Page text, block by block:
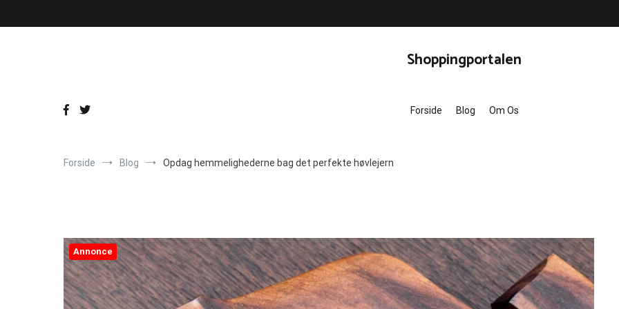
Shoppingportalen
Forside Blog Om Os
Forside Blog Opdag hemmelighederne bag det perfekte høvlejern
Annonce